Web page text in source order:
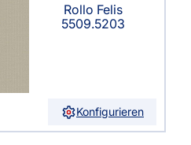
Rollo Felis
5509.5203
Konfigurieren